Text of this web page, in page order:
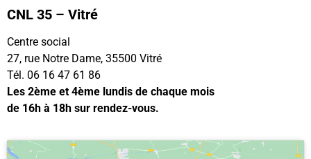
CNL 35 – Vitré
Centre social
27, rue Notre Dame, 35500 Vitré
Tél. 06 16 47 61 86
Les 2ème et 4ème lundis de chaque mois
de 16h à 18h sur rendez-vous.